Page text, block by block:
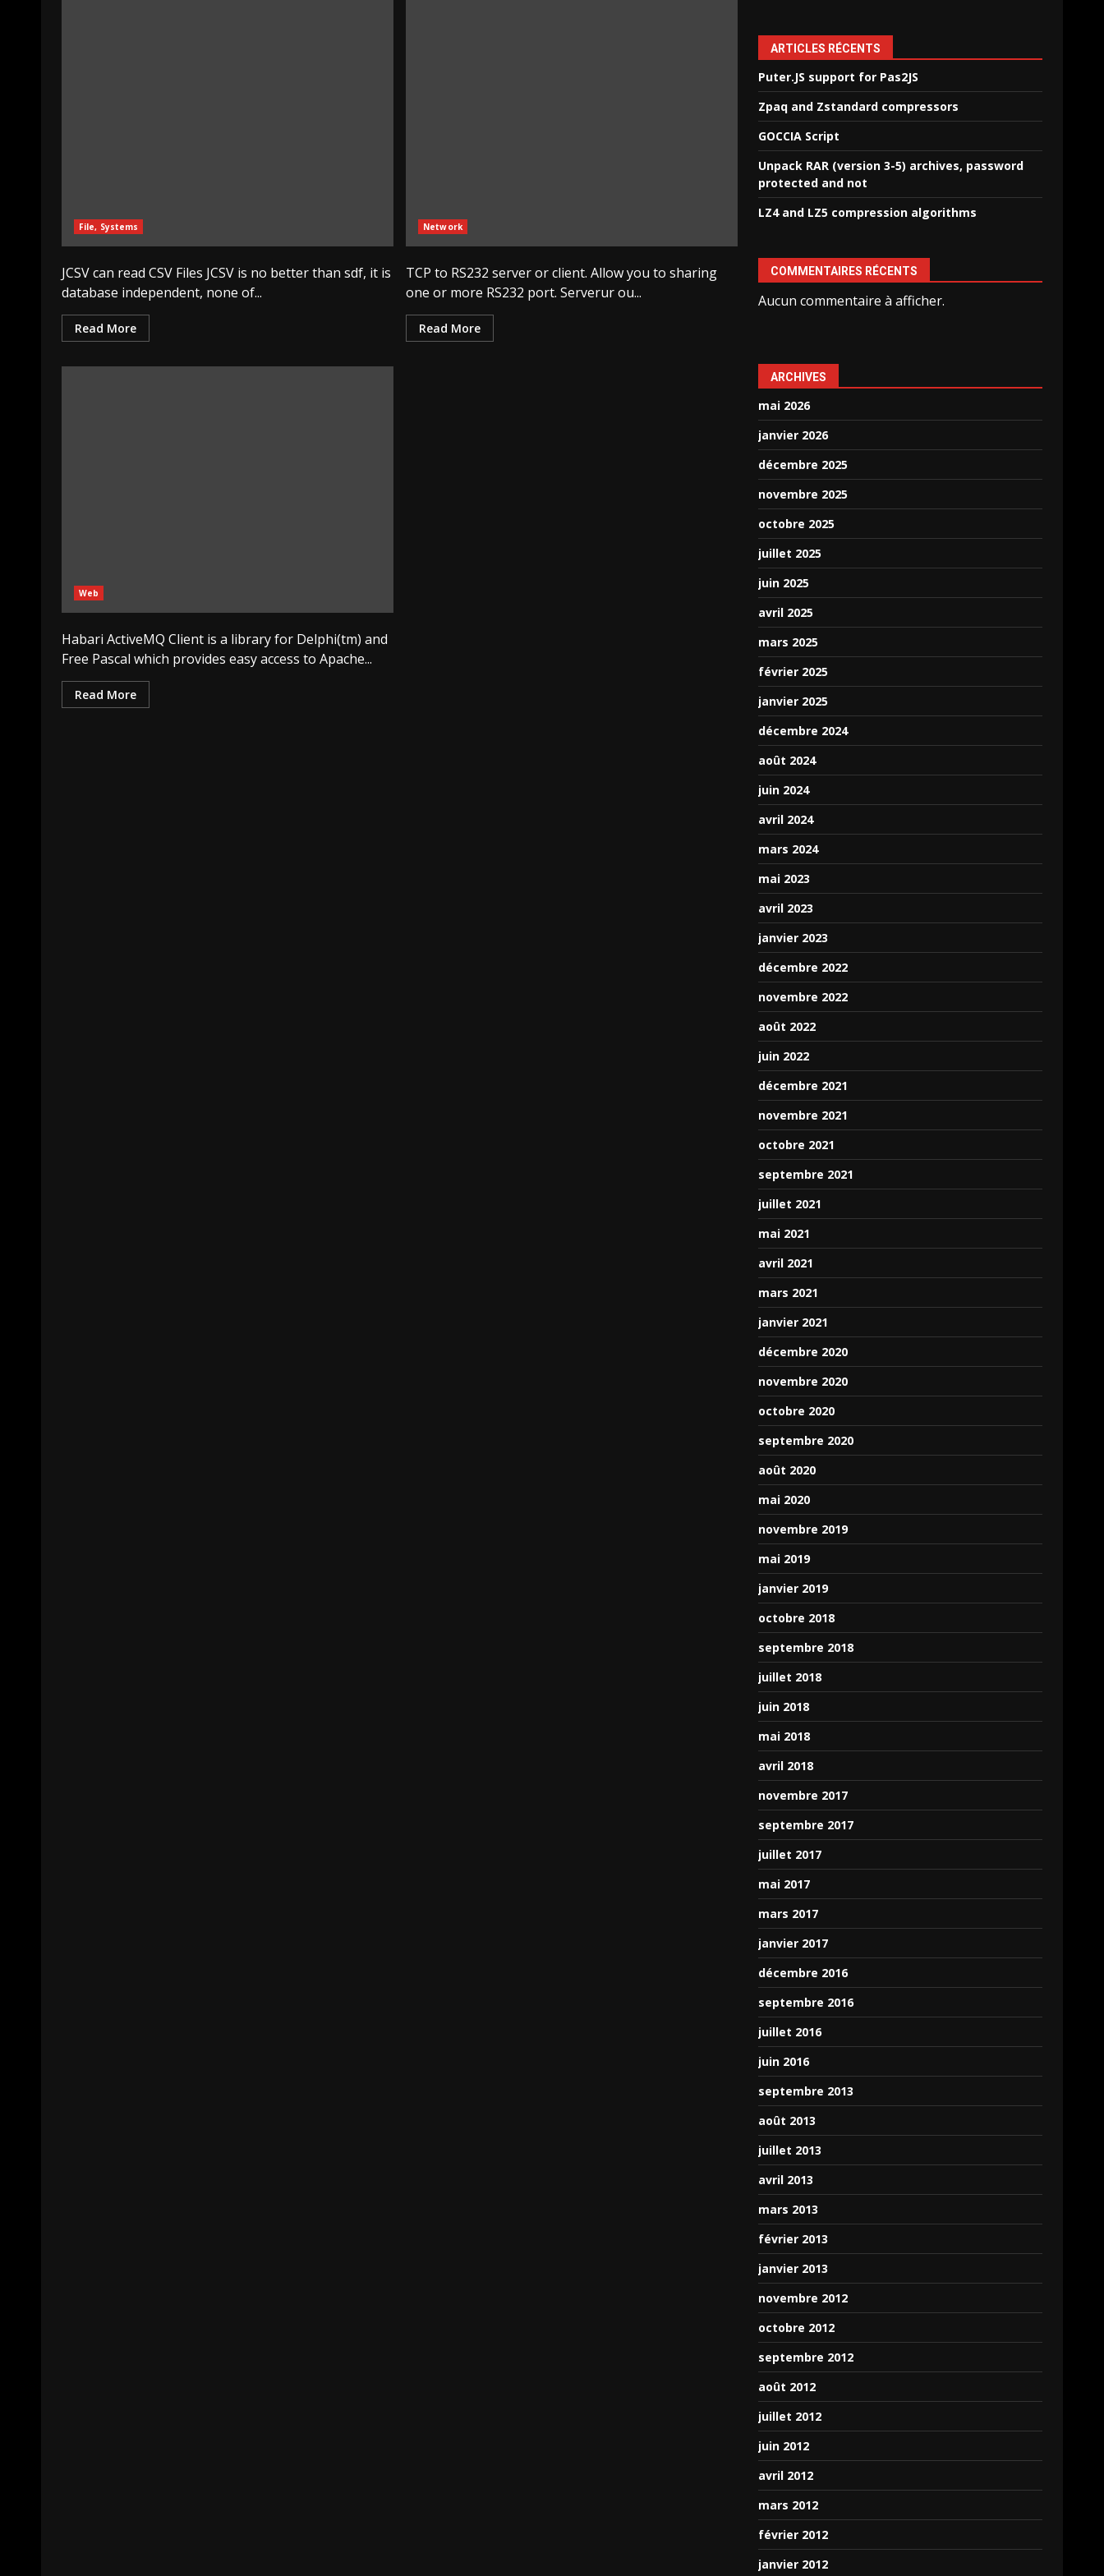
File, Systems
JCSV can read CSV Files JCSV is no better than sdf, it is
database independent, none of...
Read More
Network
TCP to RS232 server or client. Allow you to sharing
one or more RS232 port. Serverur ou...
Read More
Web
Habari ActiveMQ Client is a library for Delphi(tm) and
Free Pascal which provides easy access to Apache...
Read More
ARTICLES RÉCENTS
Puter.JS support for Pas2JS
Zpaq and Zstandard compressors
GOCCIA Script
Unpack RAR (version 3-5) archives, password
protected and not
LZ4 and LZ5 compression algorithms
COMMENTAIRES RÉCENTS
Aucun commentaire à afficher.
ARCHIVES
mai 2026
janvier 2026
décembre 2025
novembre 2025
octobre 2025
juillet 2025
juin 2025
avril 2025
mars 2025
février 2025
janvier 2025
décembre 2024
août 2024
juin 2024
avril 2024
mars 2024
mai 2023
avril 2023
janvier 2023
décembre 2022
novembre 2022
août 2022
juin 2022
décembre 2021
novembre 2021
octobre 2021
septembre 2021
juillet 2021
mai 2021
avril 2021
mars 2021
janvier 2021
décembre 2020
novembre 2020
octobre 2020
septembre 2020
août 2020
mai 2020
novembre 2019
mai 2019
janvier 2019
octobre 2018
septembre 2018
juillet 2018
juin 2018
mai 2018
avril 2018
novembre 2017
septembre 2017
juillet 2017
mai 2017
mars 2017
janvier 2017
décembre 2016
septembre 2016
juillet 2016
juin 2016
septembre 2013
août 2013
juillet 2013
avril 2013
mars 2013
février 2013
janvier 2013
novembre 2012
octobre 2012
septembre 2012
août 2012
juillet 2012
juin 2012
avril 2012
mars 2012
février 2012
janvier 2012